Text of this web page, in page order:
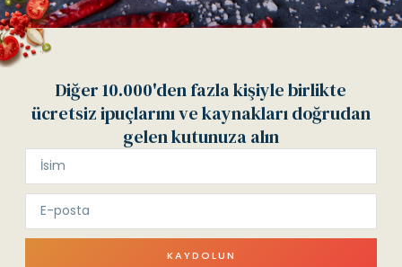
Diğer 10.000'den fazla kişiyle birlikte
ücretsiz ipuçlarını ve kaynakları doğrudan
gelen kutunuza alın
KAYDOLUN